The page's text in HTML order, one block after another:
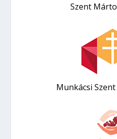
Szent
Munkácsi